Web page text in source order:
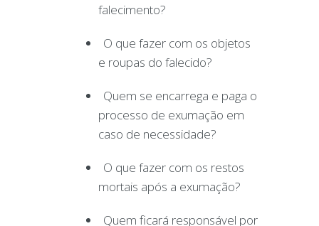
falecimento?
O que fazer com os objetos
e roupas do falecido?
Quem se encarrega e paga o
processo de exumação em
caso de necessidade?
O que fazer com os restos
mortais após a exumação?
Quem ficará responsável por